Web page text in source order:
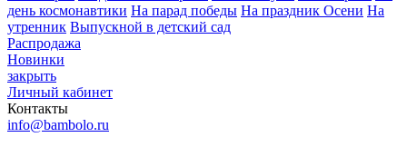
день космонавтики На парад победы На праздник Осени На
утренник Выпускной в детский сад
Распродажа
Новинки
закрыть
Личный кабинет
Контакты
info@bambolo.ru